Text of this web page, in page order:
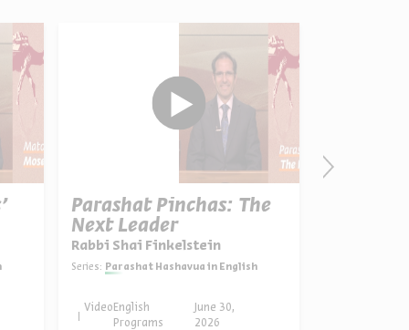
Parashat Pinchas: The
Next Leader
Rabbi Shai Finkelstein
Series: Parashat Hashavua in English
English
Programs
Video
June 30,
2026